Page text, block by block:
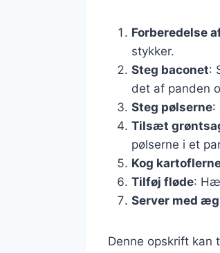
Forberedelse
stykker.
Steg baconet:
det af panden
Steg pølserne:
Tilsæt
pølserne i et
Kog
Tilføj fløde:
Server med æg
Denne opskrift kan